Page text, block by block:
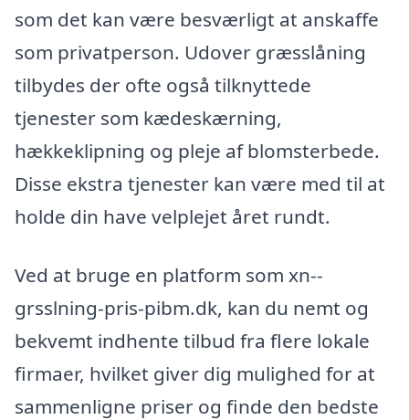
som det kan være besværligt at anskaffe
som privatperson. Udover græsslåning
tilbydes der ofte også tilknyttede
tjenester som kædeskærning,
hækkeklipning og pleje af blomsterbede.
Disse ekstra tjenester kan være med til at
holde din have velplejet året rundt.
Ved at bruge en platform som xn--
grsslning-pris-pibm.dk, kan du nemt og
bekvemt indhente tilbud fra flere lokale
firmaer, hvilket giver dig mulighed for at
sammenligne priser og finde den bedste